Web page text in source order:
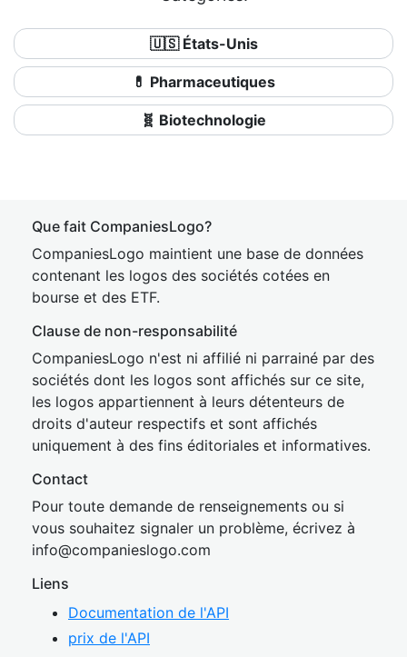
🇺🇸 États-Unis
💊 Pharmaceutiques
🧬 Biotechnologie
Que fait CompaniesLogo?
CompaniesLogo maintient une base de données
contenant les logos des sociétés cotées en
bourse et des ETF.
Clause de non-responsabilité
CompaniesLogo n'est ni affilié ni parrainé par des
sociétés dont les logos sont affichés sur ce site,
les logos appartiennent à leurs détenteurs de
droits d'auteur respectifs et sont affichés
uniquement à des fins éditoriales et informatives.
Contact
Pour toute demande de renseignements ou si
vous souhaitez signaler un problème, écrivez à
info@companieslogo.com
Liens
Documentation de l'API
prix de l'API